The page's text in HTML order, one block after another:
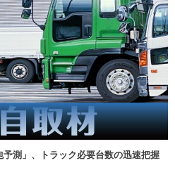
予測」、トラック必要台数の迅速把握